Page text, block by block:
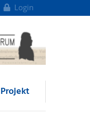
Login